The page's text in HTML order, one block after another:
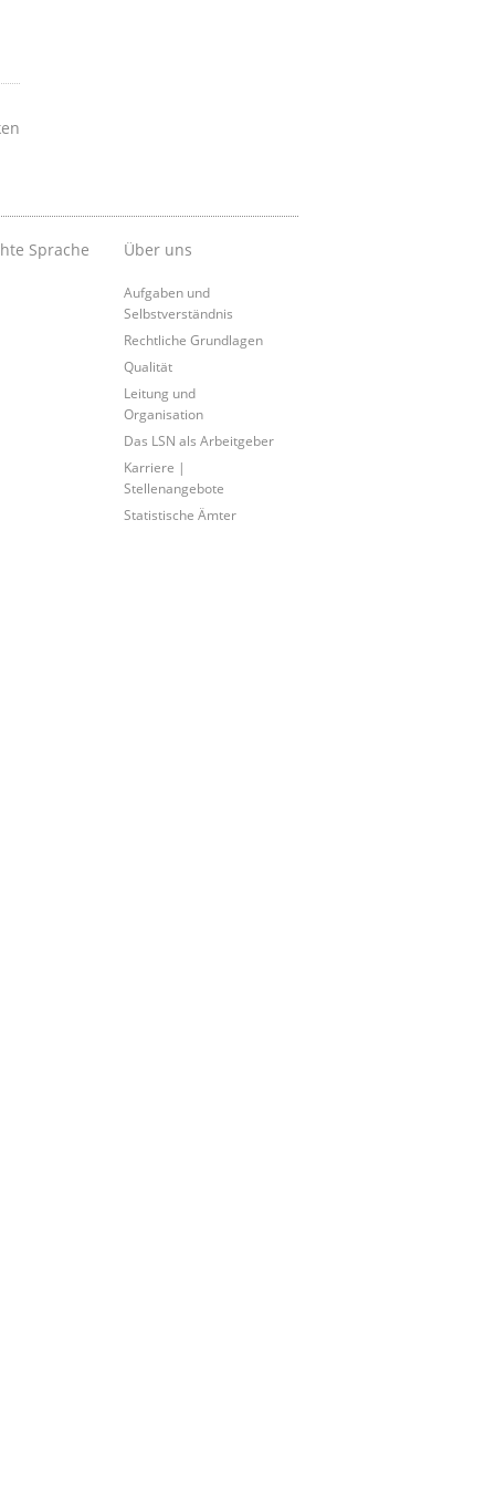
Sprache Über uns
Aufgaben und
Selbstverständnis
Rechtliche Grundlagen
Qualität
Leitung und
Organisation
Das LSN als Arbeitgeber
Karriere |
Stellenangebote
Statistische Ämter